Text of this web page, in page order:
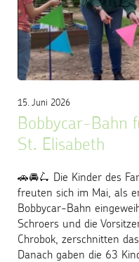
Bobbycar-Bahn
St. Elisabeth
15. Juni 2026
🚗🚘🛴 Die Kinder des
freuten sich im Mai, als
Bobbycar-Bahn
Schroers und die
Chrobok, zerschnitten
Danach gaben die 63